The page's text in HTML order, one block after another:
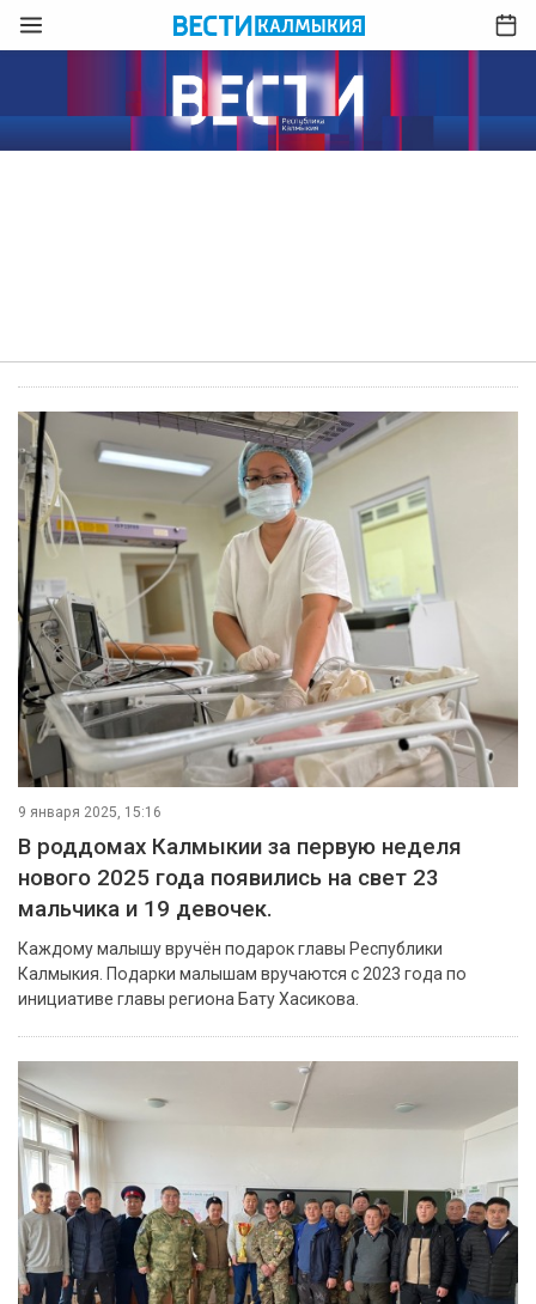
9 января 2025, 15:16
В роддомах Калмыкии за первую неделя
нового 2025 года появились на свет 23
мальчика и 19 девочек.
Каждому малышу вручён подарок главы Республики
Калмыкия. Подарки малышам вручаются с 2023 года по
инициативе главы региона Бату Хасикова.